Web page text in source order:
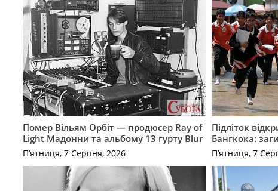
Помер Вільям Орбіт — продюсер Ray of
Light Мадонни та альбому 13 гурту Blur
П’ятниця, 7 Серпня, 2026
Підліток
Бангкока:
П’ятниця, 7